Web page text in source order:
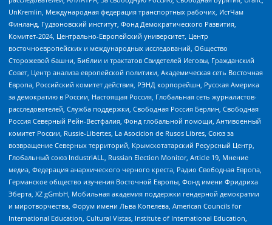
UnKremlin, Международная федерация транспортных рабочих, ИстЧам
Финланд, Гудзоновский институт, Фонд Демократического Развития,
Комитет-2024, Центрально-Европейский университет, Центр
восточноевропейских и международных исследований, Общество
Сторожевой башни, Библии и трактатов Свидетелей Иеговы, Гражданский
Совет, Центр анализа европейской политики, Академическая сеть Восточная
Европа, Российский комитет действия, РЭНД корпорейшн, Русская Америка
за демократию в России, Настоящая Россия, Глобальная сеть журналистов-
расследователей, Служба поддержки, Свободная Россия Берлин, Свободная
Россия Северный Рейн-Вестфалия, Фонд глобальной помощи, Антивоенный
комитет России, Russie-Libertes, La Asocicion de Rusos Libres, Союз за
возвращение Северных территорий, Крымскотатарский Ресурсный Центр,
Глобальный союз IndustriALL, Russian Election Monitor, Article 19, Мнение
медиа, Федерация анархического черного креста, Радио Свободная Европа,
Германское общество изучения Восточной Европы, Фонд имени Фридриха
Эберта, XZ gGmbH, Мобильная академия поддержки гендерной демократии
и миротворчества, Форум имени Льва Копелева, American Councils for
International Education, Cultural Vistas, Institute of International Education,